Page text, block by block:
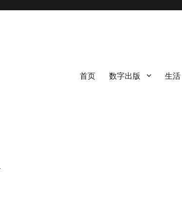
首页 数字出版 生活